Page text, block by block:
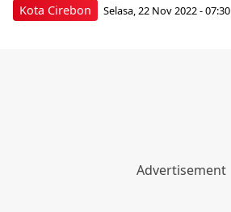
Kota Cirebon Selasa, 22 Nov 2022 - 07:30